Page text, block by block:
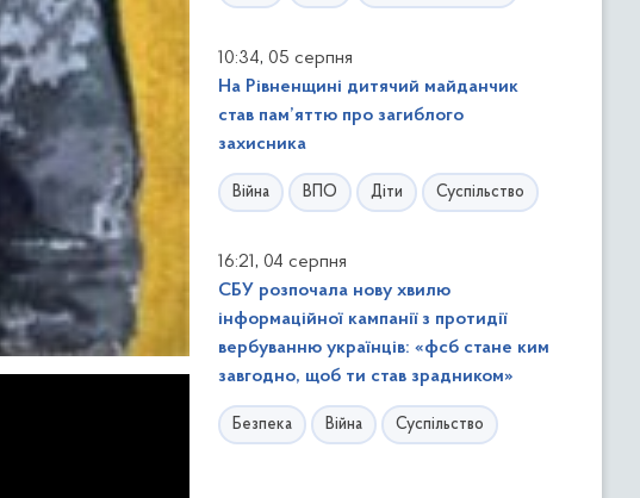
10:34, 05 серпня
На Рівненщині дитячий майданчик
став пам’яттю про загиблого
захисника
Війна ВПО Діти Суспільство
16:21, 04 серпня
СБУ розпочала нову хвилю
інформаційної кампанії з протидії
вербуванню українців: «фсб стане ким
завгодно, щоб ти став зрадником»
Безпека Війна Суспільство